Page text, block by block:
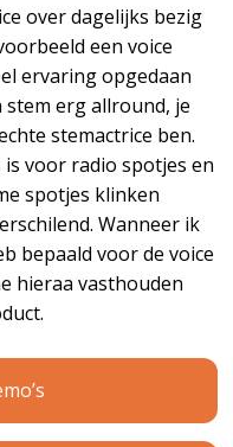
over dagelijks bezig
een voice
ervaring opgedaan
stem erg allround, je
stemactrice ben.
voor radio spotjes en
spotjes klinken
Wanneer ik
bepaald voor de voice
hieraa vasthouden